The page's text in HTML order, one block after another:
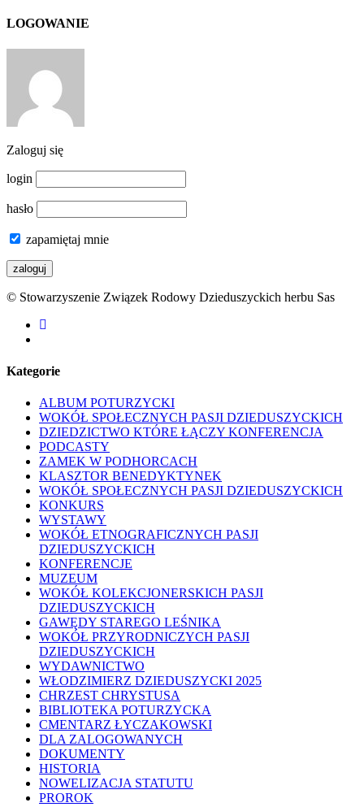
LOGOWANIE
Zaloguj się
login
hasło
zapamiętaj mnie
© Stowarzyszenie Związek Rodowy Dzieduszyckich herbu Sas
facebook
Kategorie
ALBUM POTURZYCKI
WOKÓŁ SPOŁECZNYCH PASJI DZIEDUSZYCKICH
DZIEDZICTWO KTÓRE ŁĄCZY KONFERENCJA
PODCASTY
ZAMEK W PODHORCACH
KLASZTOR BENEDYKTYNEK
WOKÓŁ SPOŁECZNYCH PASJI DZIEDUSZYCKICH
KONKURS
WYSTAWY
WOKÓŁ ETNOGRAFICZNYCH PASJI
DZIEDUSZYCKICH
KONFERENCJE
MUZEUM
WOKÓŁ KOLEKCJONERSKICH PASJI
DZIEDUSZYCKICH
GAWĘDY STAREGO LEŚNIKA
WOKÓŁ PRZYRODNICZYCH PASJI
DZIEDUSZYCKICH
WYDAWNICTWO
WŁODZIMIERZ DZIEDUSZYCKI 2025
CHRZEST CHRYSTUSA
BIBLIOTEKA POTURZYCKA
CMENTARZ ŁYCZAKOWSKI
DLA ZALOGOWANYCH
DOKUMENTY
HISTORIA
NOWELIZACJA STATUTU
PROROK